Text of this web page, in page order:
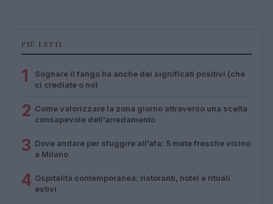
PIÙ LETTI
1
Sognare il fango ha anche dei significati positivi (che
ci crediate o no)
2 Come valorizzare la zona giorno attraverso una scelta
consapevole dell’arredamento
3 Dove andare per sfuggire all’afa: 5 mete fresche vicino
a Milano
4 Ospitalità contemporanea: ristoranti, hotel e rituali
estivi